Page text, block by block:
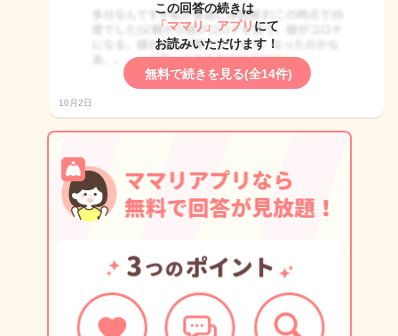
この回答の続きは
「ママリ」アプリ にて
お読みいただけます！
無料で続きを見る(全14件)
10月2日